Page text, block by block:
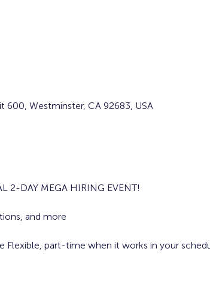
600, Westminster, CA 92683, USA
2-DAY MEGA HIRING EVENT!
and more
Flexible, part-time when it works in your